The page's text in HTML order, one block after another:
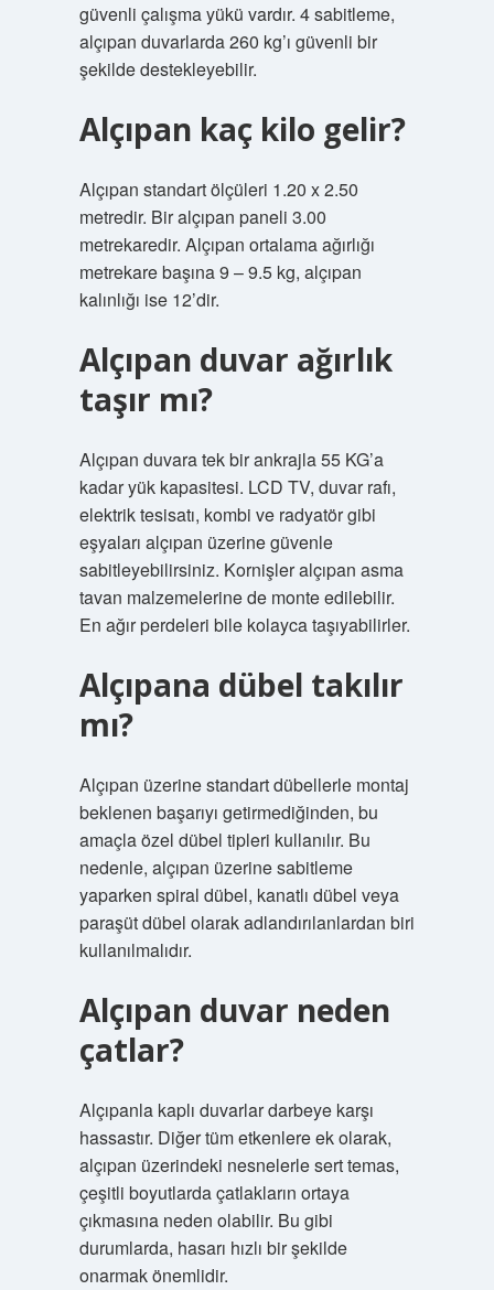
güvenli çalışma yükü vardır. 4 sabitleme,
alçıpan duvarlarda 260 kg’ı güvenli bir
şekilde destekleyebilir.
Alçıpan kaç kilo gelir?
Alçıpan standart ölçüleri 1.20 x 2.50
metredir. Bir alçıpan paneli 3.00
metrekaredir. Alçıpan ortalama ağırlığı
metrekare başına 9 – 9.5 kg, alçıpan
kalınlığı ise 12’dir.
Alçıpan duvar ağırlık
taşır mı?
Alçıpan duvara tek bir ankrajla 55 KG’a
kadar yük kapasitesi. LCD TV, duvar rafı,
elektrik tesisatı, kombi ve radyatör gibi
eşyaları alçıpan üzerine güvenle
sabitleyebilirsiniz. Kornişler alçıpan asma
tavan malzemelerine de monte edilebilir.
En ağır perdeleri bile kolayca taşıyabilirler.
Alçıpana dübel takılır
mı?
Alçıpan üzerine standart dübellerle montaj
beklenen başarıyı getirmediğinden, bu
amaçla özel dübel tipleri kullanılır. Bu
nedenle, alçıpan üzerine sabitleme
yaparken spiral dübel, kanatlı dübel veya
paraşüt dübel olarak adlandırılanlardan biri
kullanılmalıdır.
Alçıpan duvar neden
çatlar?
Alçıpanla kaplı duvarlar darbeye karşı
hassastır. Diğer tüm etkenlere ek olarak,
alçıpan üzerindeki nesnelerle sert temas,
çeşitli boyutlarda çatlakların ortaya
çıkmasına neden olabilir. Bu gibi
durumlarda, hasarı hızlı bir şekilde
onarmak önemlidir.